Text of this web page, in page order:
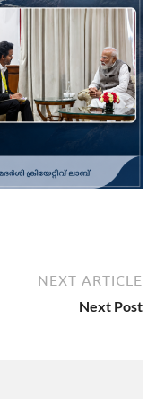
NEXT ARTICLE
Next Post